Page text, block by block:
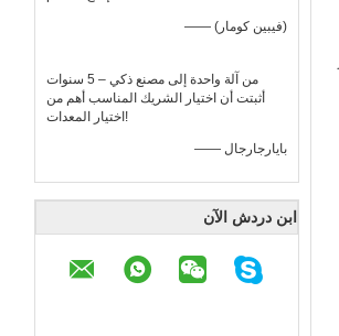
—— (فيبين كومار)
من آلة واحدة إلى مصنع ذكي – 5 سنوات
أثبتت أن اختيار الشريك المناسب أهم من
اختيار المعدات!
—— بايارجارجال
ابن دردش الآن